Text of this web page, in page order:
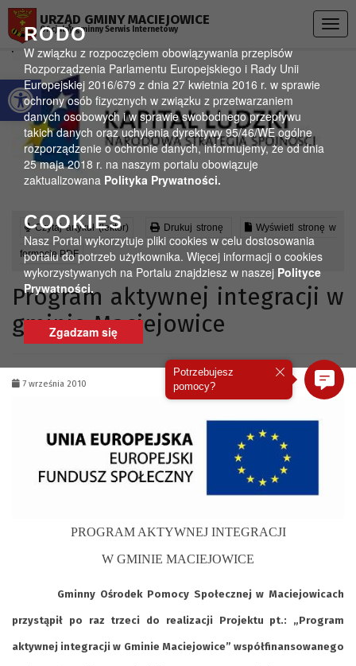
Otwórz pasek narzędzi
RODO
W związku z rozpoczęciem obowiązywania przepisów
Rozporządzenia Parlamentu Europejskiego i Rady Unii
Europejskiej 2016/679 z dnia 27 kwietnia 2016 r. w sprawie
ochrony osób fizycznych w związku z przetwarzaniem
danych osobowych i w sprawie swobodnego przepływu
takich danych oraz uchylenia dyrektywy 95/46/WE ogólne
rozporządzenie o ochronie danych, informujemy, że od dnia
25 maja 2018 r. na naszym portalu obowiązuje
zaktualizowana Polityka Prywatności.
COOKIES
Nasz Portal wykorzytuje pliki cookies w celu dostosowania
portalu do potrzeb użytkownika. Więcej informacji o cookies
wykorzystywanych na Portalu znajdziesz w naszej Polityce
Prywatności.
Zgadzam się
URZĄD GMINY MACIEJOWICE
Oficjalny gminny Serwis Internetowy
Czytaj artykuł (lektor) Drukuj stronę Wyświetl stronę w
formacie PDF
Program aktywnej integracji w
gminie Maciejowice
7 września 2010
PROGRAM AKTYWNEJ INTEGRACJI
W GMINIE MACIEJOWICE
Gminny Ośrodek Pomocy Społecznej w Maciejowicach
przystąpił po raz trzeci do realizacji Projektu pt.: „Program
aktywnej integracji w Gminie Maciejowice” współfinansowanego
Potrzebujesz
pomocy?